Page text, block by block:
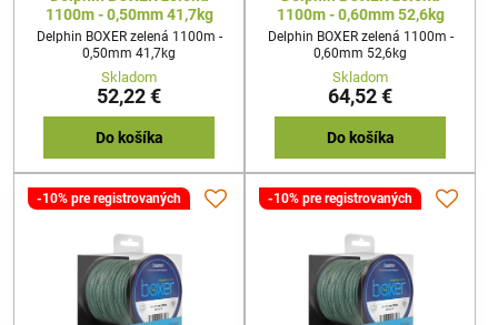
1100m - 0,50mm 41,7kg
Delphin BOXER zelená 1100m -
0,50mm 41,7kg
Skladom
52,22 €
Do košíka
1100m - 0,60mm 52,6kg
Delphin BOXER zelená 1100m -
0,60mm 52,6kg
Skladom
64,52 €
Do košíka
-10% pre registrovaných -10% pre registrovaných